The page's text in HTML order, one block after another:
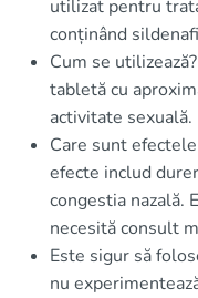
utilizat pentru
conținând
Cum se
tabletă cu
activitate sexuală.
Care sunt
efecte includ
congestia nazală.
necesită consult
Este sigur să
nu